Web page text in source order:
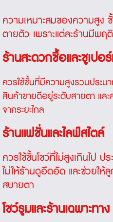
ความเหมาะสมของความสูง
ตายตัว เพราะแต่ละร้านมีพ
ร้านสะดวกซื้อและซูเปอ
ควรใช้ชั้นที่มีความสูงรวมประม
สินค้าขายดีอยู่ระดับสายตา แล
จากระยะไกล
ร้านแฟชั่นและไลฟ์สไตล์
ควรใช้ชั้นโชว์ที่ไม่สูงเกินไป
ไม่ให้ร้านดูอึดอัด และช่วยให้
สบายตา
โชว์รูมและร้านเฉพาะทาง